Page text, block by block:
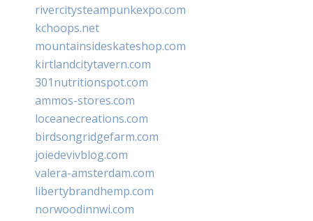
rivercitysteampunkexpo.com
kchoops.net
mountainsideskateshop.com
kirtlandcitytavern.com
301nutritionspot.com
ammos-stores.com
loceanecreations.com
birdsongridgefarm.com
joiedevivblog.com
valera-amsterdam.com
libertybrandhemp.com
norwoodinnwi.com